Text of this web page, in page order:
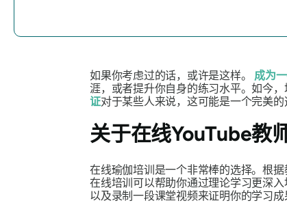
如果你考虑过的话，或许是这样。 成为
涯，或者提升你自身的练习水平。如今
证对于某些人来说，这可能是一个完美
关于在线YouTube教
在线瑜伽培训是一个非常棒的选择。根
在线培训可以帮助你通过理论学习更深
以及录制一段课堂视频来证明你的学习成